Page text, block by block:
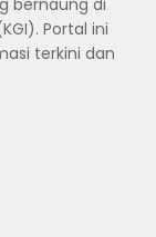
Portal ini
terkini dan